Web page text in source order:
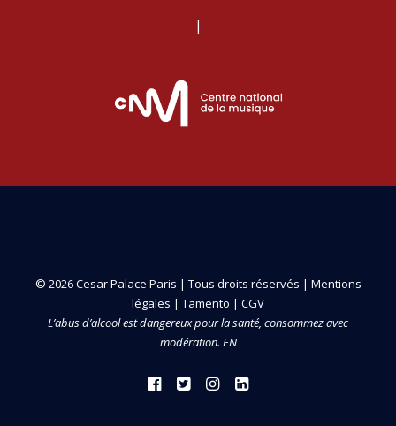
|
© 2026 Cesar Palace Paris | Tous droits réservés | Mentions
légales | Tamento | CGV
L’abus d’alcool est dangereux pour la santé, consommez avec
modération. EN